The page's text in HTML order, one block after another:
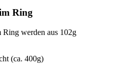
Ring
werden aus 102g
(ca. 400g)